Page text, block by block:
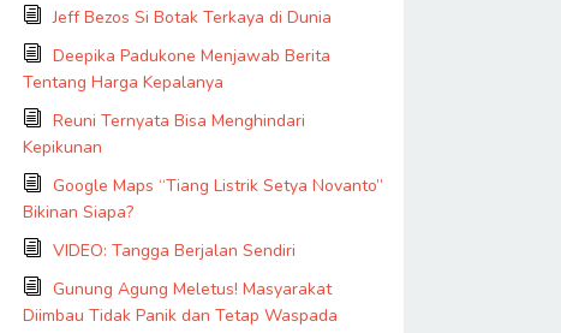
Jeff Bezos Si Botak Terkaya di Dunia
Deepika Padukone Menjawab Berita
Tentang Harga Kepalanya
Reuni Ternyata Bisa Menghindari
Kepikunan
Google Maps “Tiang Listrik Setya Novanto”
Bikinan Siapa?
VIDEO: Tangga Berjalan Sendiri
Gunung Agung Meletus! Masyarakat
Diimbau Tidak Panik dan Tetap Waspada